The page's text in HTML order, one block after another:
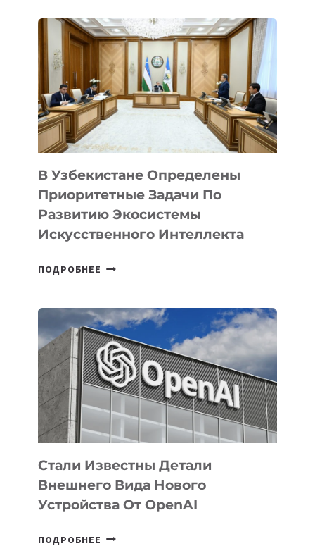
В Узбекистане Определены
Приоритетные Задачи По
Развитию Экосистемы
Искусственного Интеллекта
ПОДРОБНЕЕ
ПРИОРИТЕТНЫЕ
ЗАДАЧИ
ПО
РАЗВИТИЮ
ЭКОСИСТЕМЫ
ИСКУССТВЕННОГО
ИНТЕЛЛЕКТА
Стали Известны Детали
Внешнего Вида Нового
Устройства От OpenAI
ПОДРОБНЕЕ СТАЛИ